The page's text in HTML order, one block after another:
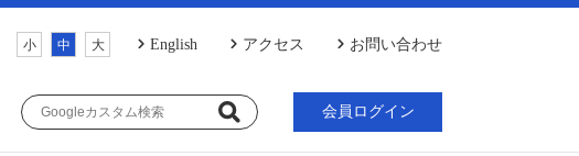
小 中 大 English アクセス お問い合わせ
会員ログイン